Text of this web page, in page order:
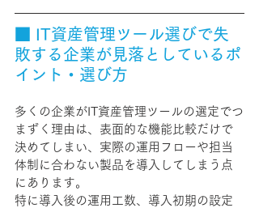
■ IT資産管理ツール選びで失
敗する企業が見落としているポ
イント・選び方
多くの企業がIT資産管理ツールの選定でつ
まずく理由は、表面的な機能比較だけで
決めてしまい、実際の運用フローや担当
体制に合わない製品を導入してしまう点
にあります。
特に導入後の運用工数、導入初期の設定